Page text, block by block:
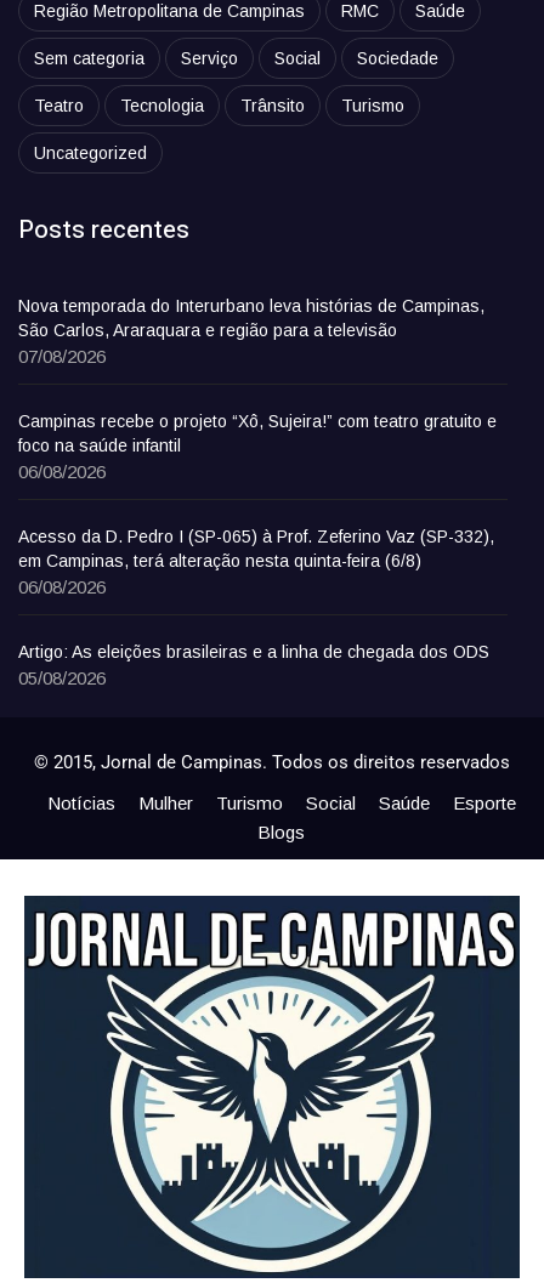
Região Metropolitana de Campinas RMC Saúde
Sem categoria Serviço Social Sociedade
Teatro Tecnologia Trânsito Turismo
Uncategorized
Posts recentes
Nova temporada do Interurbano leva histórias de Campinas,
São Carlos, Araraquara e região para a televisão
07/08/2026
Campinas recebe o projeto “Xô, Sujeira!” com teatro gratuito e
foco na saúde infantil
06/08/2026
Acesso da D. Pedro I (SP-065) à Prof. Zeferino Vaz (SP-332),
em Campinas, terá alteração nesta quinta-feira (6/8)
06/08/2026
Artigo: As eleições brasileiras e a linha de chegada dos ODS
05/08/2026
© 2015, Jornal de Campinas. Todos os direitos reservados
Notícias Mulher Turismo Social Saúde
Esporte
Blogs